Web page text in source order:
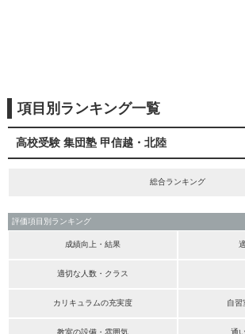
項目別ランキング一覧
高校受験 集団塾 甲信越・北陸
総合ランキング
評価項目別ランキング
成績向上・結果
適切な人数・クラス
カリキュラムの充実度 自習
教室の設備・雰囲気 通